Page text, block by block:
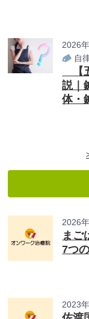
2026
自
【
説｜
体・
2026
まご
7つ
2023